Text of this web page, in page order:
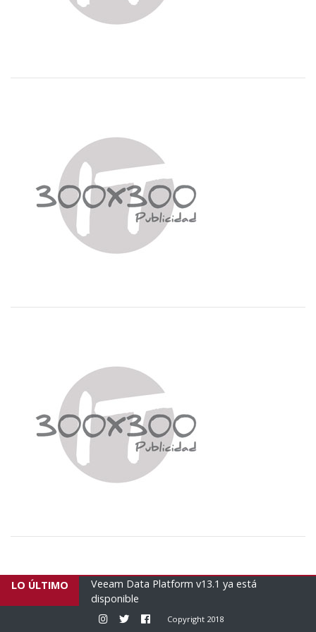
LO ÚLTIMOv13.1 ya está
Empresas brasileñas envían un
Copyright 2018
Instagram
TwitterFacebook